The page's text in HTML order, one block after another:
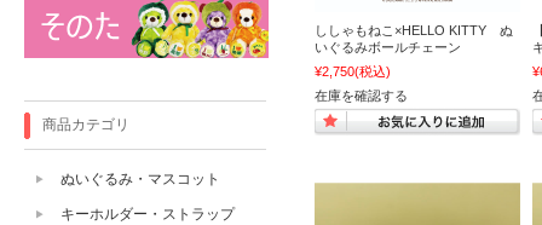
ししゃもねこ×HELLO KITTY ぬ
いぐるみボールチェーン
¥2,750(税込)
在庫を確認する
商品カテゴリ
ぬいぐるみ・マスコット
キーホルダー・ストラップ